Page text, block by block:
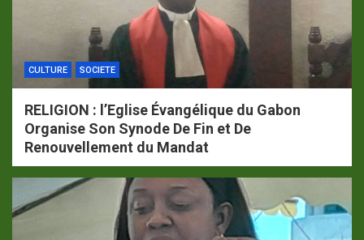
CULTURE SOCIETE
RELIGION : l’Eglise Évangélique du Gabon
Organise Son Synode De Fin et De
Renouvellement du Mandat